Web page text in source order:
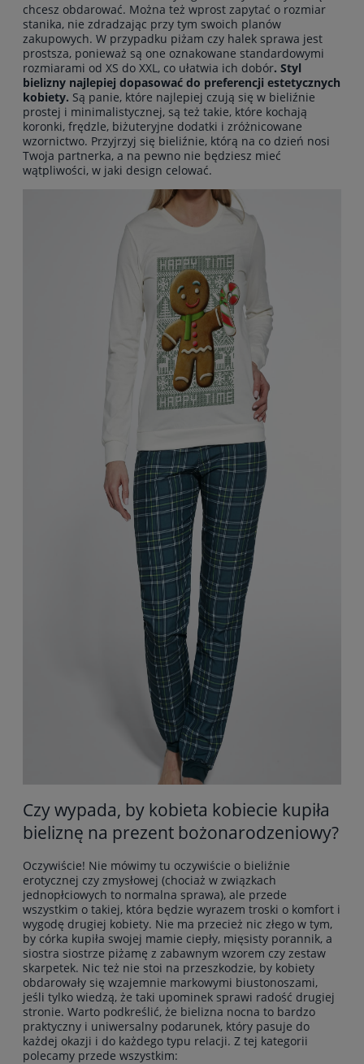
chcesz obdarować. Można też wprost zapytać o rozmiar
stanika, nie zdradzając przy tym swoich planów
zakupowych. W przypadku piżam czy halek sprawa jest
prostsza, ponieważ są one oznakowane standardowymi
rozmiarami od XS do XXL, co ułatwia ich dobór. Styl
bielizny najlepiej dopasować do preferencji estetycznych
kobiety. Są panie, które najlepiej czują się w bieliźnie
prostej i minimalistycznej, są też takie, które kochają
koronki, frędzle, biżuteryjne dodatki i zróżnicowane
wzornictwo. Przyjrzyj się bieliźnie, którą na co dzień nosi
Twoja partnerka, a na pewno nie będziesz mieć
wątpliwości, w jaki design celować.
Czy wypada, by kobieta kobiecie kupiła
bieliznę na prezent bożonarodzeniowy?
Oczywiście! Nie mówimy tu oczywiście o bieliźnie
erotycznej czy zmysłowej (chociaż w związkach
jednopłciowych to normalna sprawa), ale przede
wszystkim o takiej, która będzie wyrazem troski o komfort i
wygodę drugiej kobiety. Nie ma przecież nic złego w tym,
by córka kupiła swojej mamie ciepły, mięsisty porannik, a
siostra siostrze piżamę z zabawnym wzorem czy zestaw
skarpetek. Nic też nie stoi na przeszkodzie, by kobiety
obdarowały się wzajemnie markowymi biustonoszami,
jeśli tylko wiedzą, że taki upominek sprawi radość drugiej
stronie. Warto podkreślić, że bielizna nocna to bardzo
praktyczny i uniwersalny podarunek, który pasuje do
każdej okazji i do każdego typu relacji. Z tej kategorii
polecamy przede wszystkim: